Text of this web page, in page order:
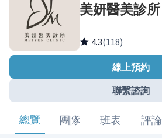
健康主題館
我是醫療人員
美妍醫美診所
4.3(118)
線上預約
聯繫諮詢
總覽 團隊 班表 評論